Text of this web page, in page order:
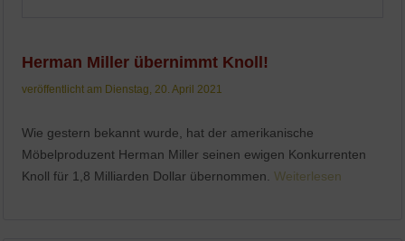
Herman Miller übernimmt Knoll!
veröffentlicht am Dienstag, 20. April 2021
Wie gestern bekannt wurde, hat der amerikanische
Möbelproduzent Herman Miller seinen ewigen Konkurrenten
Knoll für 1,8 Milliarden Dollar übernommen.Weiterlesen